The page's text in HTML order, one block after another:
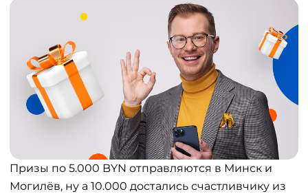
Призы по 5.000 BYN отправляются в Минск и
Могилёв, ну а 10.000 достались счастливчику из